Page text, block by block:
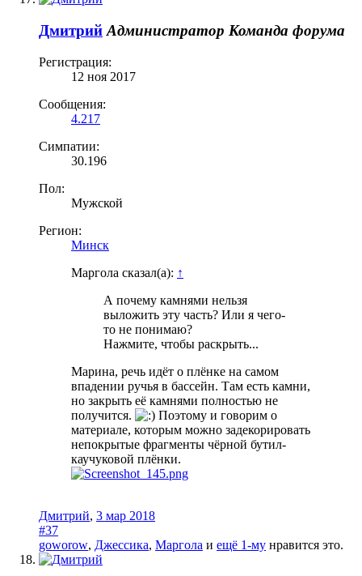
Дмитрий Администратор Команда форума
Регистрация:
12 ноя 2017
Сообщения:
4.217
Симпатии:
30.196
Пол:
Мужской
Регион:
Минск
Маргола сказал(а): ↑
А почему камнями нельзя
выложить эту часть? Или я чего-
то не понимаю?
Нажмите, чтобы раскрыть...
Марина, речь идёт о плёнке на самом
впадении ручья в бассейн. Там есть камни,
но закрыть её камнями полностью не
получится.
Поэтому и говорим о
материале, которым можно задекорировать
непокрытые фрагменты чёрной бутил-
каучуковой плёнки.
Дмитрий, 3 мар 2018
#37
goworow, Джессика, Маргола и ещё 1-му нравится это.